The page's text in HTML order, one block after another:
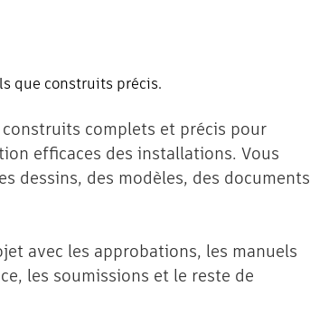
que construits précis.
complets et précis pour
efficaces des installations. Vous
dessins, des modèles, des documents
avec les approbations, les manuels
les soumissions et le reste de